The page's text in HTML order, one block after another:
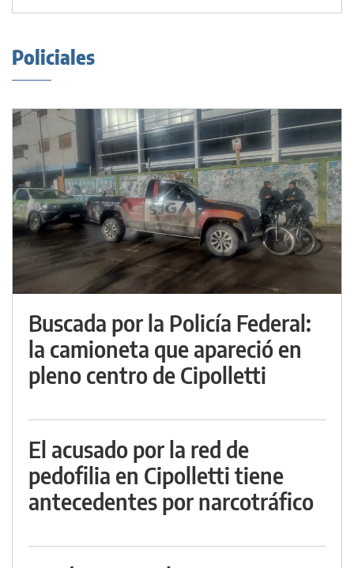
Policiales
Buscada por la Policía Federal:
la camioneta que apareció en
pleno centro de Cipolletti
El acusado por la red de
pedofilia en Cipolletti tiene
antecedentes por narcotráfico